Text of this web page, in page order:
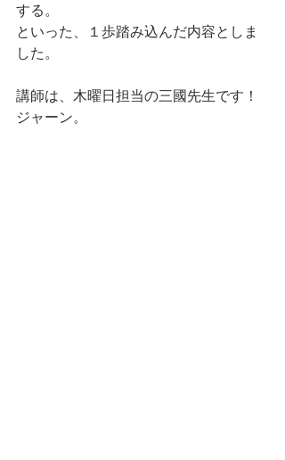
する。
といった、１歩踏み込んだ内容としま
した。
講師は、木曜日担当の三國先生です！
ジャーン。